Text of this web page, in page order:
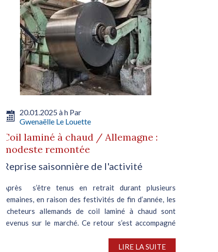
20.01.2025 à h Par
Gwenaëlle Le Louette
Coil laminé à chaud / Allemagne :
modeste remontée
Reprise saisonnière de l'activité
Après s’être tenus en retrait durant plusieurs
semaines, en raison des festivités de fin d’année, les
acheteurs allemands de coil laminé à chaud sont
revenus sur le marché. Ce retour s’est accompagné
LIRE LA SUITE